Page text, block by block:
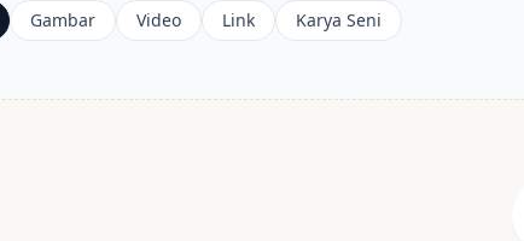
Gambar Video Link Karya Seni